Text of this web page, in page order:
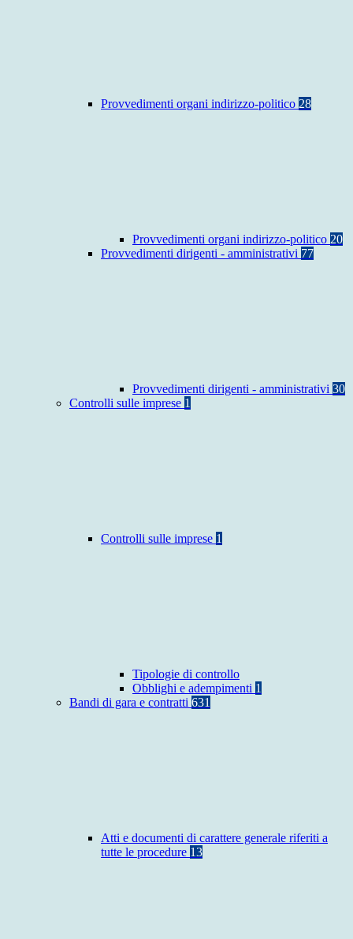
Provvedimenti organi indirizzo-politico 28
Provvedimenti organi indirizzo-politico 20
Provvedimenti dirigenti - amministrativi 77
Provvedimenti dirigenti - amministrativi 30
Controlli sulle imprese 1
Controlli sulle imprese 1
Tipologie di controllo
Obblighi e adempimenti 1
Bandi di gara e contratti 631
Atti e documenti di carattere generale riferiti a
tutte le procedure 13